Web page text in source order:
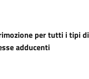
per tutti i tipi
adducenti